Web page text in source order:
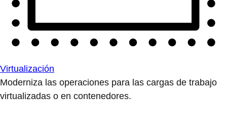
Virtualización
Moderniza las operaciones para las cargas de trabajo
virtualizadas o en contenedores.